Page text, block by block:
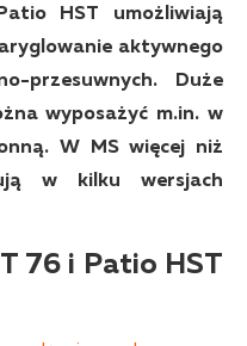
HST umożliwiają
aktywnego
przesuwnych. Duże
wyposażyć m.in. w
W MS więcej niż
w kilku wersjach
76 i Patio HST